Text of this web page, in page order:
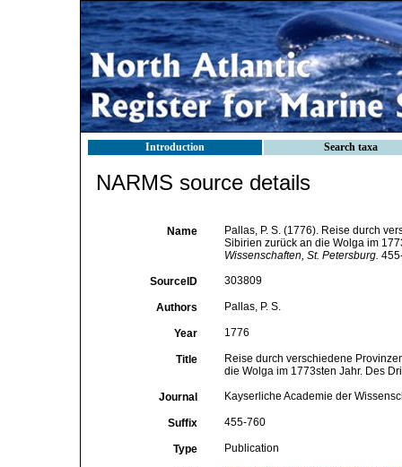
Introduction Search taxa
NARMS source details
Name
Pallas, P. S. (1776). Reise durch
Sibirien zurück an die Wolga im
Wissenschaften, St. Petersburg.
SourceID 303809
Authors Pallas, P. S.
Year 1776
Title
Reise durch verschiedene
die Wolga im 1773sten Jahr. Des
Journal Kayserliche Academie der
Suffix 455-760
Type Publication